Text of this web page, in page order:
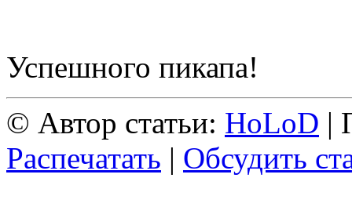
Успешного пикапа!
© Автор статьи: HoLoD |
Распечатать | Обсудить